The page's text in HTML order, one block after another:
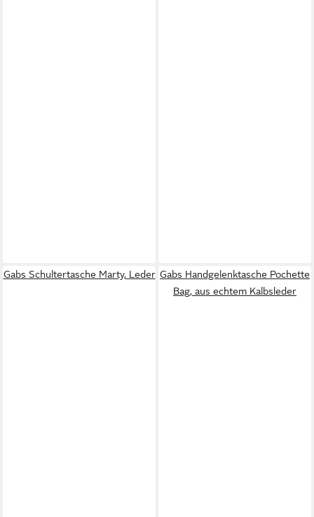
Gabs Schultertasche Marty, Leder Gabs Handgelenktasche Pochette
Bag, aus echtem Kalbsleder